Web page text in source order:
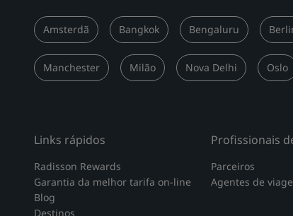
Amsterdã Bangkok Bengaluru
Manchester Milão Nova Delhi Oslo
Links rápidos
Radisson Rewards
Garantia da melhor tarifa on-line
Blog
Destinos
Profissionais
Parceiros
Agentes de